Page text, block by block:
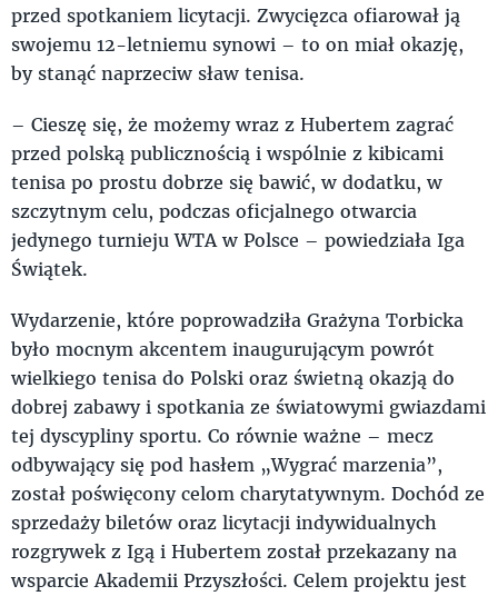
przed spotkaniem licytacji. Zwycięzca ofiarował ją
swojemu 12-letniemu synowi – to on miał okazję,
by stanąć naprzeciw sław tenisa.
– Cieszę się, że możemy wraz z Hubertem zagrać
przed polską publicznością i wspólnie z kibicami
tenisa po prostu dobrze się bawić, w dodatku, w
szczytnym celu, podczas oficjalnego otwarcia
jedynego turnieju WTA w Polsce – powiedziała Iga
Świątek.
Wydarzenie, które poprowadziła Grażyna Torbicka
było mocnym akcentem inaugurującym powrót
wielkiego tenisa do Polski oraz świetną okazją do
dobrej zabawy i spotkania ze światowymi gwiazdami
tej dyscypliny sportu. Co równie ważne – mecz
odbywający się pod hasłem „Wygrać marzenia”,
został poświęcony celom charytatywnym. Dochód ze
sprzedaży biletów oraz licytacji indywidualnych
rozgrywek z Igą i Hubertem został przekazany na
wsparcie Akademii Przyszłości. Celem projektu jest